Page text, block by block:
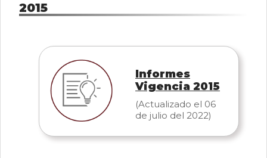
2015
Informes
Vigencia 2015
(Actualizado el 06
de julio del 2022)